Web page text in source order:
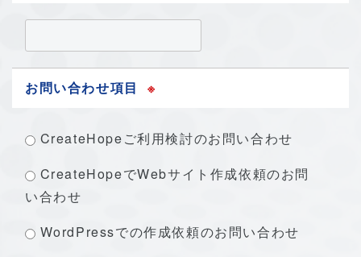
お問い合わせ項目 ※
CreateHopeご利用検討のお問い合わせ
CreateHopeでWebサイト作成依頼のお問
い合わせ
WordPressでの作成依頼のお問い合わせ